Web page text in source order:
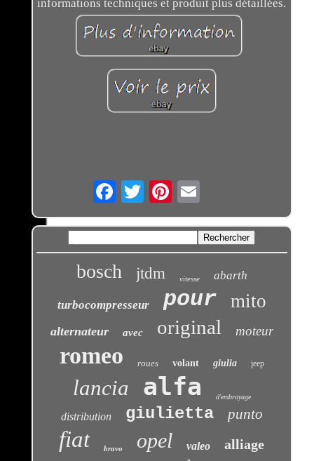
informations techniques et produit plus détaillées.
Email
bosch jtdm vitesse abarth
turbocompresseur pour mito
alternateur avec original moteur
romeo roues volant giulia jeep
lancia alfa d'embrayage
distribution giulietta punto
fiat bravo opel valeo alliage